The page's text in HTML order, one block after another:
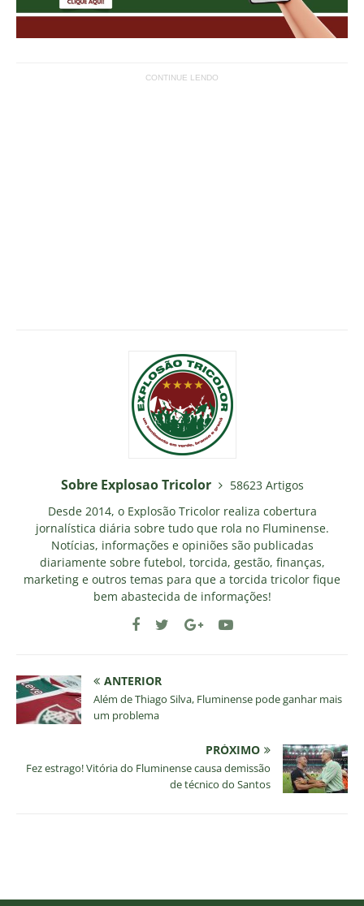
CONTINUE LENDO
Sobre Explosao Tricolor
58623 Artigos
Desde 2014, o Explosão Tricolor realiza cobertura
jornalística diária sobre tudo que rola no Fluminense.
Notícias, informações e opiniões são publicadas
diariamente sobre futebol, torcida, gestão, finanças,
marketing e outros temas para que a torcida tricolor fique
bem abastecida de informações!
ANTERIOR
Além de Thiago Silva, Fluminense pode ganhar mais
um problema
PRÓXIMO
Fez estrago! Vitória do Fluminense causa demissão
de técnico do Santos